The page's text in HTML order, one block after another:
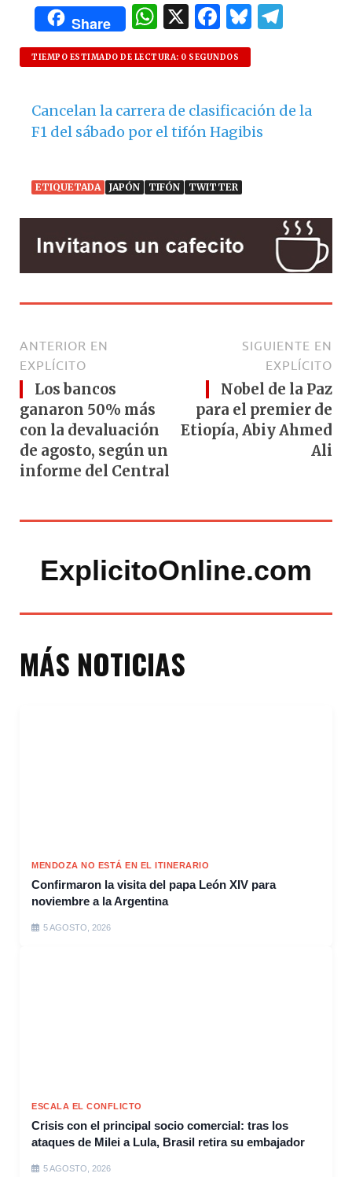
Share
W
h
at
A
p
X F
a
c
b
o
k
B
y ra
TIEMPO ESTIMADO DE LECTURA: 0 SEGUNDOS
Cancelan la carrera de clasificación de la
F1 del sábado por el tifón Hagibis
ETIQUETADA JAPÓN TIFÓN TWITTER
ANTERIOR EN
EXPLÍCITO
Los bancos
ganaron 50% más
con la devaluación
de agosto, según un
informe del Central
SIGUIENTE EN
EXPLÍCITO
Nobel de la Paz
para el premier de
Etiopía, Abiy Ahmed
Ali
ExplicitoOnline.com
MÁS NOTICIAS
MENDOZA NO ESTÁ EN EL ITINERARIO
Confirmaron la visita del papa León XIV para
noviembre a la Argentina
5 AGOSTO, 2026
ESCALA EL CONFLICTO
Crisis con el principal socio comercial: tras los
ataques de Milei a Lula, Brasil retira su embajador
5 AGOSTO, 2026